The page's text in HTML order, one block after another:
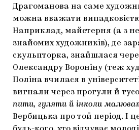
Драгоманова на саме
можна вважати
Наприклад, майстерня (а з
знайомих художників), де
скульпторка, знайшлася
Олександру Вороніну (теж
Поліна вчилася в
вигнали через прогули й
пити, гуляти й інколи
Вербицька про той період. І